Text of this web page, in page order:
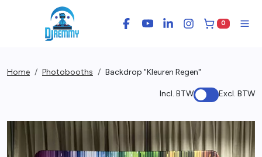
Facebook
YouTubeLinkedInInstagram
0
Home Photobooths Backdrop "Kleuren Regen"
Incl. BTW Excl. BTW